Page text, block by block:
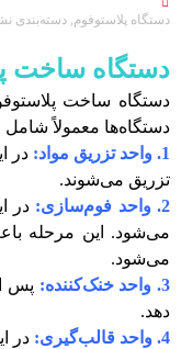
دستگاه پلاستوفوم دسته‌بندی
دستگاه ساخت
دستگاه ساخت
دستگاه‌ها معمولاً
1. واحد تزریق مواد:
در
تزریق می‌شوند.
2. واحد فوم‌سازی:
در
می‌شود. این مرحله
می‌شود.
3. واحد خنک‌کننده:
پس
دهد.
4. واحد قالب‌گیری:
در